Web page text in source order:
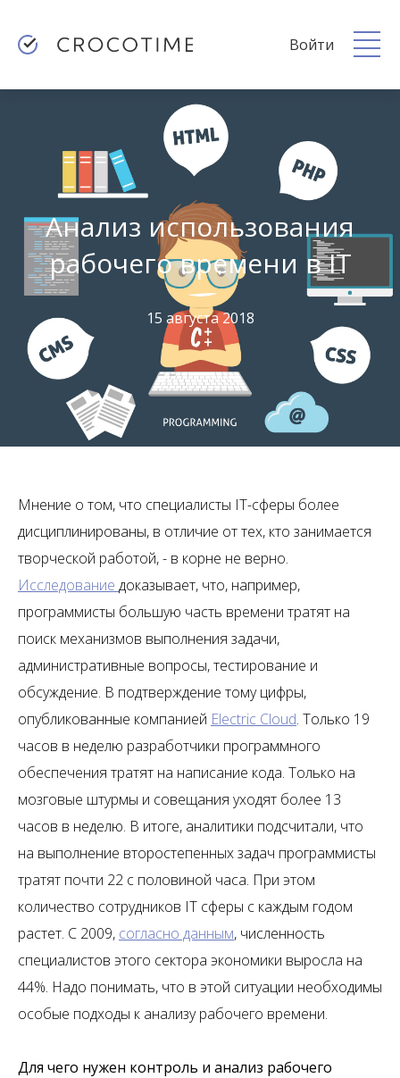
Войти
Анализ использования
рабочего времени в IT
15 августа 2018
Мнение о том, что специалисты IT-сферы более
дисциплинированы, в отличие от тех, кто занимается
творческой работой, - в корне не верно.
Исследование доказывает, что, например,
программисты большую часть времени тратят на
поиск механизмов выполнения задачи,
административные вопросы, тестирование и
обсуждение. В подтверждение тому цифры,
опубликованные компанией Electric Cloud. Только 19
часов в неделю разработчики программного
обеспечения тратят на написание кода. Только на
мозговые штурмы и совещания уходят более 13
часов в неделю. В итоге, аналитики подсчитали, что
на выполнение второстепенных задач программисты
тратят почти 22 с половиной часа. При этом
количество сотрудников IT сферы с каждым годом
растет. С 2009, согласно данным, численность
специалистов этого сектора экономики выросла на
44%. Надо понимать, что в этой ситуации необходимы
особые подходы к анализу рабочего времени.
Для чего нужен контроль и анализ рабочего